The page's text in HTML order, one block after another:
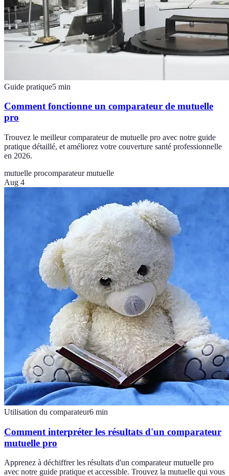
Guide pratique5 min
Comment fonctionne un comparateur de mutuelle
pro
Trouvez le meilleur comparateur de mutuelle pro avec notre guide
pratique détaillé, et améliorez votre couverture santé professionnelle
en 2026.
mutuelle procomparateur mutuelle
Aug 4
Utilisation du comparateur6 min
Comment interpréter les résultats d'un comparateur
mutuelle pro
Apprenez à déchiffrer les résultats d'un comparateur mutuelle pro
avec notre guide pratique et accessible. Trouvez la mutuelle qui vous